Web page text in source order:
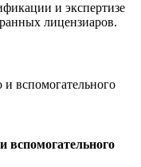
и экспертизе
лицензиаров.
вспомогательного